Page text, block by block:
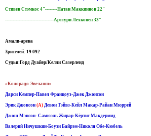
Стивен Стэмкос 4"--------Натан Маккиннон 22"
--------------------------------Арттури Лехконен 33"
Амали-арена
Зрителей: 19 092
Судьи:Горд Дуайер/Келли Сазерленд
«Колорадо Эвеланш»
Дарси Кемпер-Павел Францоуз-Джек Джонсон
Эрик Джонсон (А) Девон Тэйвз-Кейл Макар-Райан Мюррей
Джош Мэнсон- Самюэль Жирар-Кёртис Макдермид
Валерий Ничушкин-Боуэн Байрэм-Николя Обе-Кюбель